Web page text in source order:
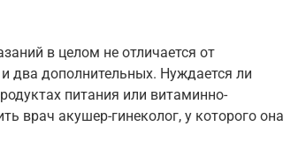
в целом не отличается от
два дополнительных. Нуждается ли
питания или витаминно-
врач акушер-гинеколог, у которого она